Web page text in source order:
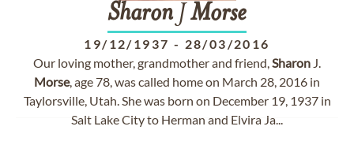
Sharon J Morse
19/12/1937 - 28/03/2016
Our loving mother, grandmother and friend,Sharon J.
Morse, age 78, was called home on March 28, 2016 in
Taylorsville, Utah. She was born on December 19, 1937 in
Salt Lake City to Herman and Elvira Ja...